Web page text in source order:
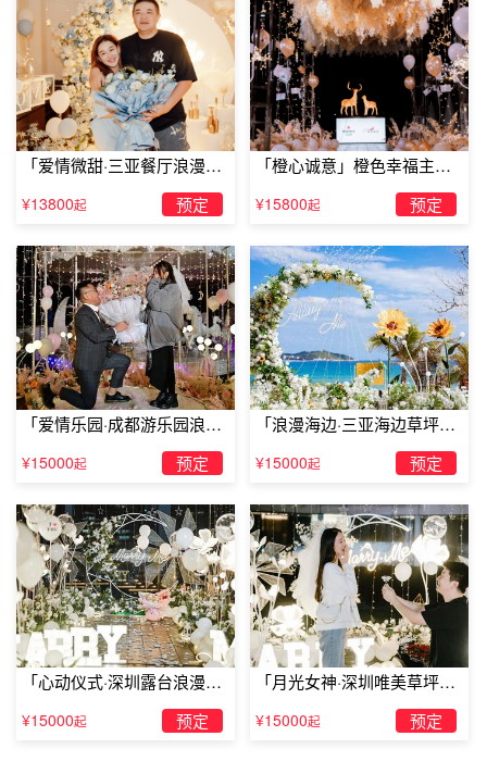
求婚歌曲二、王菲-我愿意
王菲空旷的声音让喜欢她的歌迷留恋。《我愿意》这首经典
最适合婚礼的歌曲，从年轻人到中年人都为之疯狂。当婚礼
上响起“我愿意为你我愿意为你……”的歌声时，每个人都感
单的三个字却有深刻的含义：我愿意嫁给你，我愿意戴上实
名定制一生只送一人的乐维斯求婚钻戒......这首歌当之无愧
排名第一。
「爱情微甜·三亚餐厅浪漫求
婚」
¥13800起 预定
「橙心诚意」橙色幸福主题
露台求婚
¥15800起 预定
「爱情乐园·成都游乐园浪漫
¥15000起 预定
「浪漫海边·三亚海边草坪浪
¥15000起 预定
「心动仪式·深圳露台浪漫求
婚」
¥15000起 预定
「月光女神·深圳唯美草坪浪
漫求婚」
¥15000起 预定